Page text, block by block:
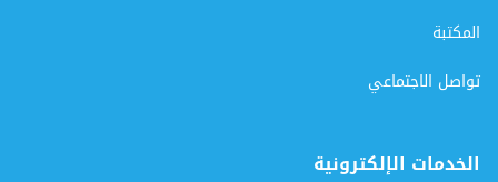
المكتبة
تواصل الاجتماعي
الخدمات الإلكترونية